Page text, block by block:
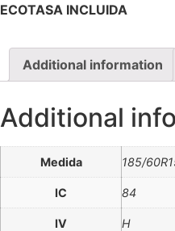
ECOTASA INCLUIDA
Additional information
Additional
Medida 185/
IC 84
IV H